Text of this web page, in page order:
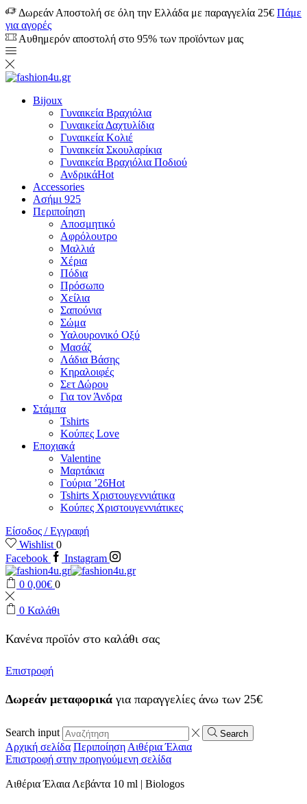
Δωρεάν Αποστολή σε όλη την Ελλάδα με παραγγελία 25€ Πάμε
για αγορές
Αυθημερόν αποστολή στο 95% των προϊόντων μας
Bijoux
Γυναικεία Βραχιόλια
Γυναικεία Δαχτυλίδια
Γυναικεία Κολιέ
Γυναικεία Σκουλαρίκια
Γυναικεία Βραχιόλια Ποδιού
ΑνδρικάHot
Accessories
Ασήμι 925
Περιποίηση
Αποσμητικό
Αφρόλουτρο
Μαλλιά
Χέρια
Πόδια
Πρόσωπο
Χείλια
Σαπούνια
Σώμα
Υαλουρονικό Οξύ
Μασάζ
Λάδια Βάσης
Κηραλοιφές
Σετ Δώρου
Για τον Άνδρα
Στάμπα
Tshirts
Κούπες Love
Εποχιακά
Valentine
Μαρτάκια
Γούρια ’26Hot
Tshirts Χριστουγεννιάτικα
Κούπες Χριστουγεννιάτικες
Είσοδος / Εγγραφή
Wishlist 0
Facebook
Instagram
0 0,00€ 0
0 Καλάθι
Κανένα προϊόν στο καλάθι σας
Επιστροφή
Δωρεάν μεταφορικά για παραγγελίες άνω των 25€
Search input Search
Αρχική σελίδα Περιποίηση Αιθέρια Έλαια
Επιστροφή στην προηγούμενη σελίδα
Αιθέρια Έλαια Λεβάντα 10 ml | Biologos